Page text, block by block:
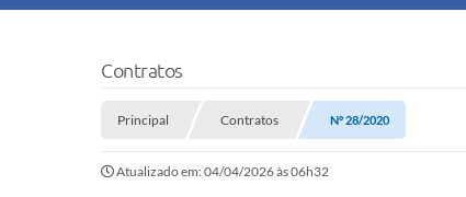
Contratos
Principal Contratos Nº 28/2020
Atualizado em: 04/04/2026 às 06h32